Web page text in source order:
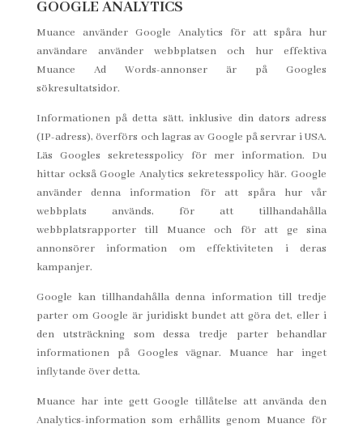
GOOGLE ANALYTICS
Muance använder Google Analytics för att spåra hur
användare använder webbplatsen och hur effektiva
Muance Ad Words-annonser är på Googles
sökresultatsidor.
Informationen på detta sätt, inklusive din dators adress
(IP-adress), överförs och lagras av Google på servrar i USA.
Läs Googles sekretesspolicy för mer information. Du
hittar också Google Analytics sekretesspolicy här. Google
använder denna information för att spåra hur vår
webbplats används, för att tillhandahålla
webbplatsrapporter till Muance och för att ge sina
annonsörer information om effektiviteten i deras
kampanjer.
Google kan tillhandahålla denna information till tredje
parter om Google är juridiskt bundet att göra det, eller i
den utsträckning som dessa tredje parter behandlar
informationen på Googles vägnar. Muance har inget
inflytande över detta.
Muance har inte gett Google tillåtelse att använda den
Analytics-information som erhållits genom Muance för